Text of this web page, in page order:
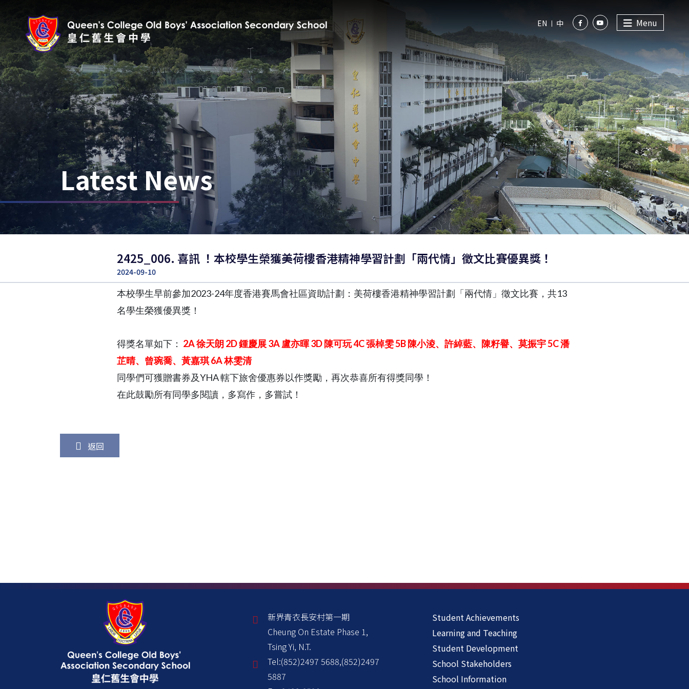
EN 中 Menu
Latest News
2425_006. 喜訊 ！本校學生榮獲美荷樓香港精神學習計劃「兩代情」徵文比賽優異獎！
2024-09-10
本校學生早前參加2023-24年度香港賽馬會社區資助計劃：美荷樓香港精神學習計劃「兩代情」徵文比賽，共13
名學生榮獲優異獎！
得獎名單如下： 2A 徐天朗 2D 鍾慶展 3A 盧亦暉 3D 陳可玩 4C 張棹雯 5B 陳小淩、許綽藍、陳籽譽、莫振宇 5C 潘
芷晴、曾琬喬、黃嘉琪 6A 林雯清
同學們可獲贈書券及YHA 轄下旅舍優惠券以作獎勵，再次恭喜所有得獎同學！
在此鼓勵所有同學多閱讀，多寫作，多嘗試！
返回
新界青衣長安村第一期
Cheung On Estate Phase 1,
Tsing Yi, N.T.
Tel:(852)2497 5688,(852)2497
5887
Student Achievements
Learning and Teaching
Student Development
School Stakeholders
School Information